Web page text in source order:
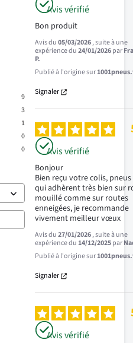
9
3
1
0
0
Avis vérifié
Bon produit
Avis du05/03/2026, suite à une
expérience du24/01/2026par
P.
Publié à l'origine sur
Signaler
Avis vérifié
Bonjour
Bien reçu votre colis,
qui adhèrent très bien sur
mouillé comme sur routes
enneigées, je recommande
vivement meilleur vœux
Avis du27/01/2026, suite à une
expérience du14/12/2025par
Publié à l'origine sur
Signaler
Avis vérifié